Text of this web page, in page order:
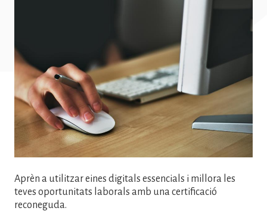
Aprèn a utilitzar eines digitals essencials i millora les
teves oportunitats laborals amb una certificació
reconeguda.